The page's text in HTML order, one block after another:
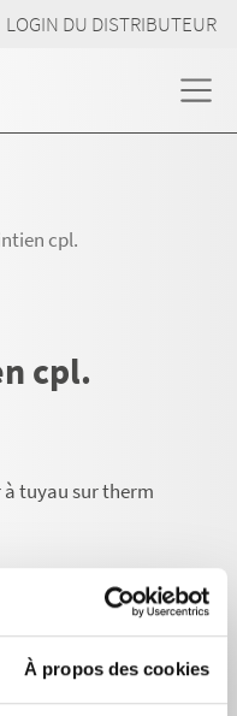
À propos des cookies
LOGIN DU DISTRIBUTEUR
cpl.
cpl.
tuyau sur therm